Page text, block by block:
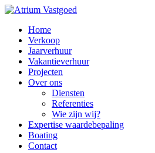
Home
Verkoop
Jaarverhuur
Vakantieverhuur
Projecten
Over ons
Diensten
Referenties
Wie zijn wij?
Expertise waardebepaling
Boating
Contact